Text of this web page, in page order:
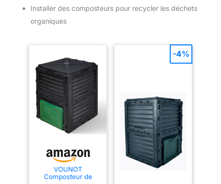
Installer des composteurs pour recycler les déchets
organiques
VOUNOT
Composteur de
-4%